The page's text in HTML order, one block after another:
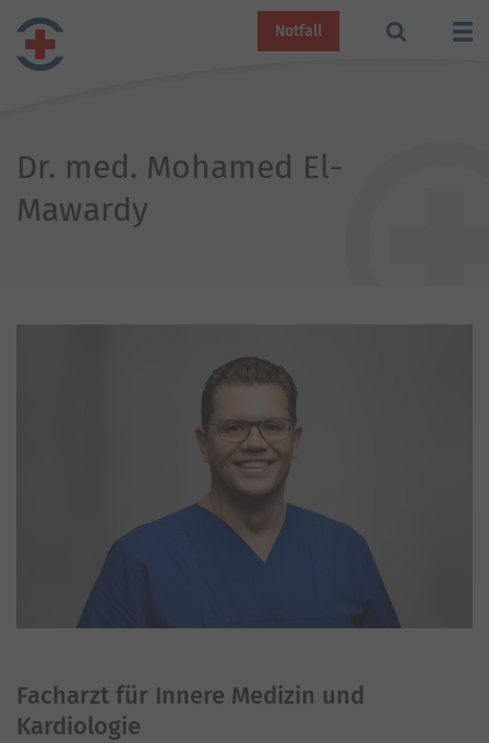
Notfall
Dr. med. Mohamed El-
Mawardy
Facharzt für Innere Medizin und
Kardiologie